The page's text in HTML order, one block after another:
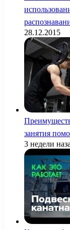
28.12.2015
занятия
3 недели